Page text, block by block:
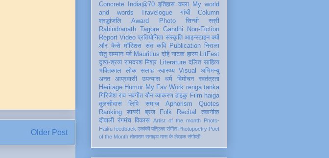
Older Post
Concrete
India@70 इतिहास कला
My world
and words
Travelogue गांधी
Column
श्रद्धांजलि
Award Photo सिन्धी
स्त्री
Rabindranath Tagore Gandhi
Non-Fiction
Report Video प्रतियोगिता संस्कृति आइन्स्टाइन क्यों
और कैसे मॉरिशस संत कवि Publication निराला
सेतु सम्मान पर्व Mauritius दोहे नाटक हास्य LitFest
दृश्य-श्रव्य रामदरश मिश्र Literature दलित साहित्य
भक्तिकाल
लोक सलाह स्वास्थ्य Visual
अभिमन्यु
अनत
आप्रवासी उपन्यास धर्म विमोचन
स्वतंत्रता
Heritage Humor My Fav Work renga tanka
गिरिजेश राव नवगीत यौन व्याकरण हाइकु Film haiga
तुलसीदास
लिपि समाज Aphorism
Quotes
Ranking
डायरी ब्रज Folk Recital
तकनीक
दीवाली रंगमंच विकास Artist of the month Photo-
Haiku feedback एकांकी पत्रिका संगीत Photopoetry Poet
of the Month तोताराम सनाढ्य मास के लेखक संगोष्ठी